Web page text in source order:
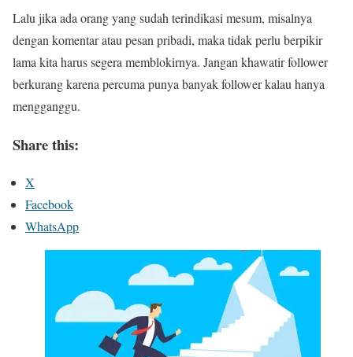
Lalu jika ada orang yang sudah terindikasi mesum, misalnya
dengan komentar atau pesan pribadi, maka tidak perlu berpikir
lama kita harus segera memblokirnya. Jangan khawatir follower
berkurang karena percuma punya banyak follower kalau hanya
mengganggu.
Share this:
X
Facebook
WhatsApp